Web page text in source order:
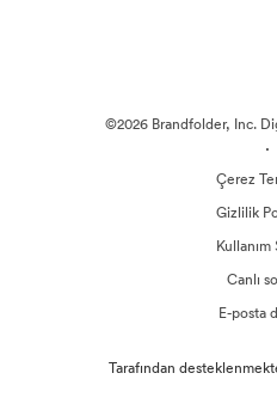
©2026 Brandfolder, Inc.
·
Çerez
Gizlilik
Kullanım
Canlı
E-posta
Tarafından